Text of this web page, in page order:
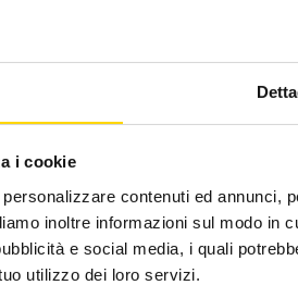
i cookie
contenuti ed annunci,
inoltre informazioni sul modo in
e social media, i quali
utilizzo dei loro servizi.